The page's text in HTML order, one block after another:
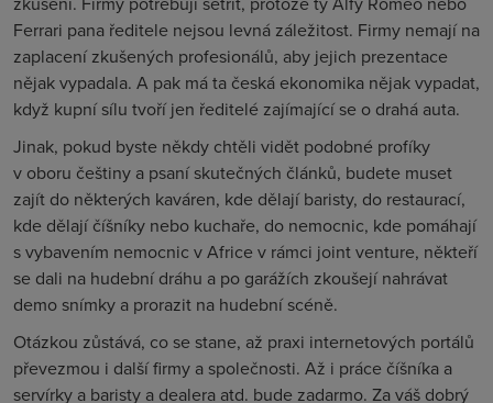
Ferrari pana ředitele nejsou levná záležitost. Firmy nemají na
zaplacení zkušených profesionálů, aby jejich prezentace
nějak vypadala. A pak má ta česká ekonomika nějak vypadat,
když kupní sílu tvoří jen ředitelé zajímající se o drahá auta.
Jinak, pokud byste někdy chtěli vidět podobné profíky
v oboru češtiny a psaní skutečných článků, budete muset
zajít do některých kaváren, kde dělají baristy, do restaurací,
kde dělají číšníky nebo kuchaře, do nemocnic, kde pomáhají
s vybavením nemocnic v Africe v rámci joint venture, někteří
se dali na hudební dráhu a po garážích zkoušejí nahrávat
demo snímky a prorazit na hudební scéně.
Otázkou zůstává, co se stane, až praxi internetových portálů
převezmou i další firmy a společnosti. Až i práce číšníka a
servírky a baristy a dealera atd. bude zadarmo. Za váš dobrý